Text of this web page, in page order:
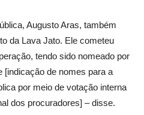
Augusto Aras, também
da Lava Jato. Ele cometeu
tendo sido nomeado por
[indicação de nomes para a
por meio de votação interna
dos procuradores] – disse.